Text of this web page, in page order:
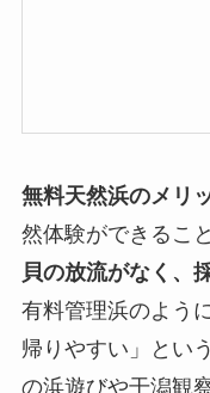
無料天然浜のメリ
然体験ができるこ
貝の放流がなく、
有料管理浜のよう
帰りやすい」とい
の浜遊びや干潟観